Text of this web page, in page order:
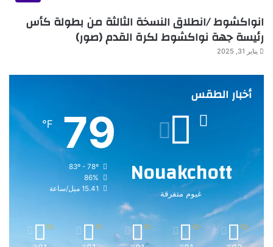
انواكشوط /انطلاق النسخة الثالثة من بطولة كأس
رئيسة جهة نواكشوط لكرة القدم (صور)
يناير 31, 2025
أخبار الطقس
Nouakchott
غيوم متفرقة
79
℉
83º - 78º
86%
15.41 ميل/ساعة